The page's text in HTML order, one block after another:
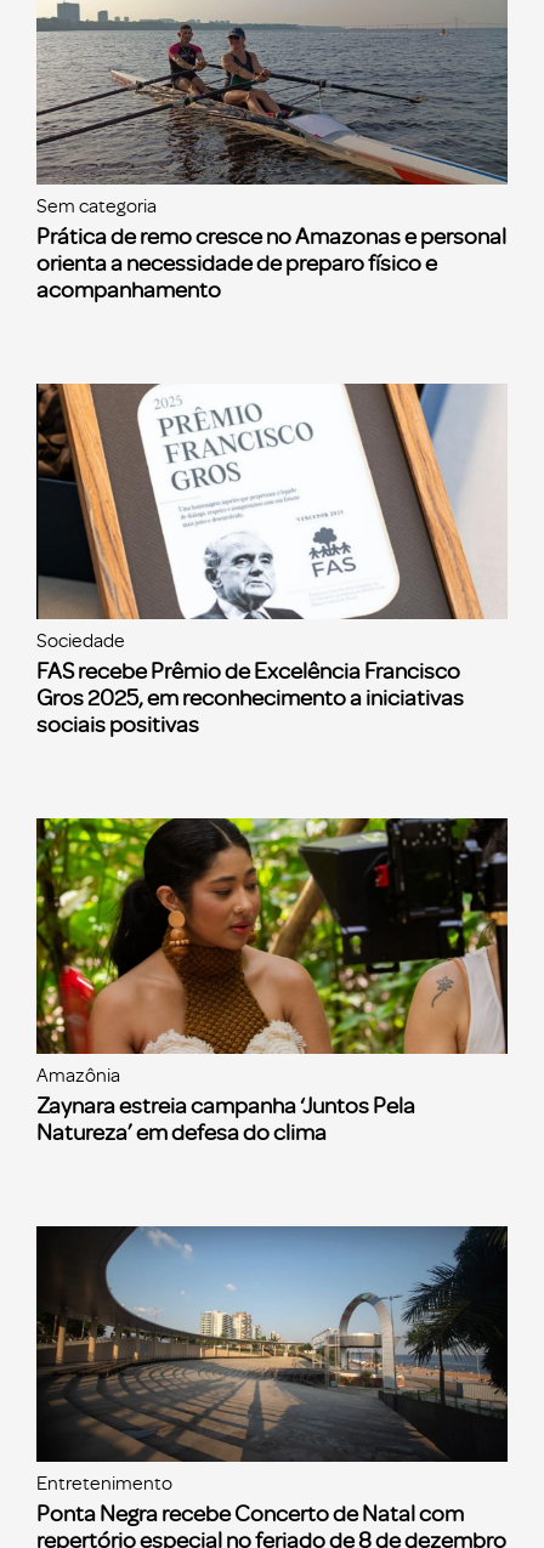
Sem categoria
Prática de remo cresce no Amazonas e personal
orienta a necessidade de preparo físico e
acompanhamento
Sociedade
FAS recebe Prêmio de Excelência Francisco
Gros 2025, em reconhecimento a iniciativas
sociais positivas
Amazônia
Zaynara estreia campanha ‘Juntos Pela
Natureza’ em defesa do clima
Entretenimento
Ponta Negra recebe Concerto de Natal com
repertório especial no feriado de 8 de dezembro